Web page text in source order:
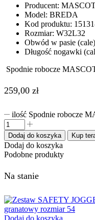
Producent:
Model: BREDA
Kod produktu:
Rozmiar: W32L32
Obwód w pasie
Długość nogawki
Spodnie robocze
259,00 zł
ilość Spodnie robocze
Dodaj do koszyka Kup
Dodaj do koszyka
Podobne produkty
Na stanie
Dodaj do koszyka